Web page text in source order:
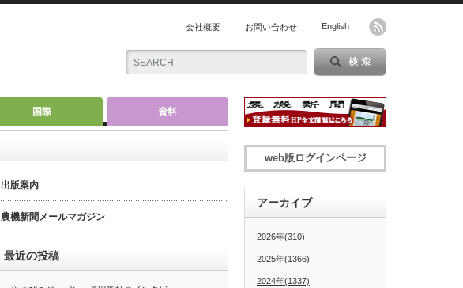
会社概要 お問い合わせ English
国際 資料
出版案内
農機新聞メールマガジン
最近の投稿
web版ログインページ
アーカイブ
2026年(310)
2025年(1366)
2024年(1337)